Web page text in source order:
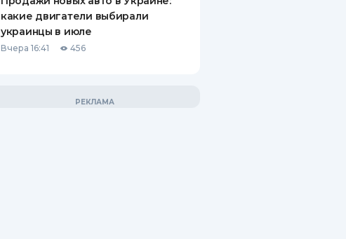
какие двигатели выбирали
украинцы в июле
Вчера 16:41 456